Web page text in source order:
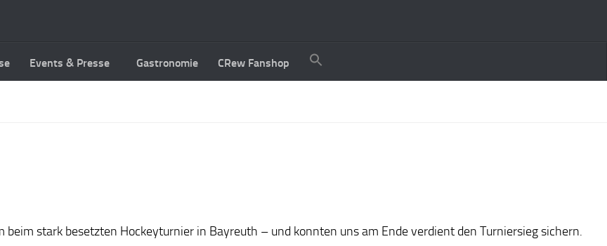
Events & Presse Gastronomie CRew Fanshop
stark besetzten Hockeyturnier in Bayreuth – und konnten uns am Ende verdient den Turniersieg sichern.